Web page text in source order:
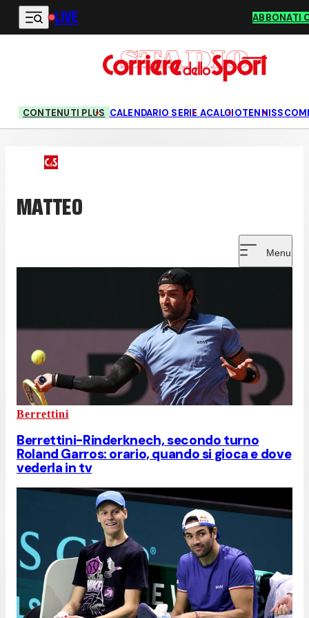
Vai al contenuto principale
LIVE ABBONATI
CONTENUTI PLUS CALENDARIO SERIE ACALCIOTENNIS
MATTEO
Menu
Berrettini
Berrettini-Rinderknech, secondo turno
Roland Garros: orario, quando si gioca e dove
vederla in tv